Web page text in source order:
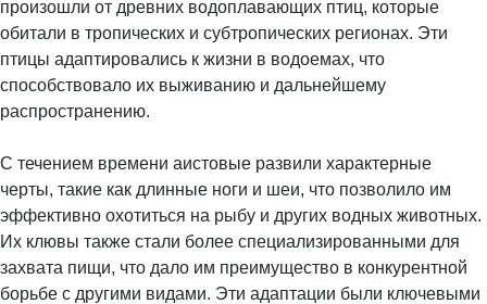
произошли от древних водоплавающих птиц, которые
обитали в тропических и субтропических регионах. Эти
птицы адаптировались к жизни в водоемах, что
способствовало их выживанию и дальнейшему
распространению.
С течением времени аистовые развили характерные
черты, такие как длинные ноги и шеи, что позволило им
эффективно охотиться на рыбу и других водных животных.
Их клювы также стали более специализированными для
захвата пищи, что дало им преимущество в конкурентной
борьбе с другими видами. Эти адаптации были ключевыми